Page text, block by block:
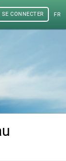
SE CONNECTER